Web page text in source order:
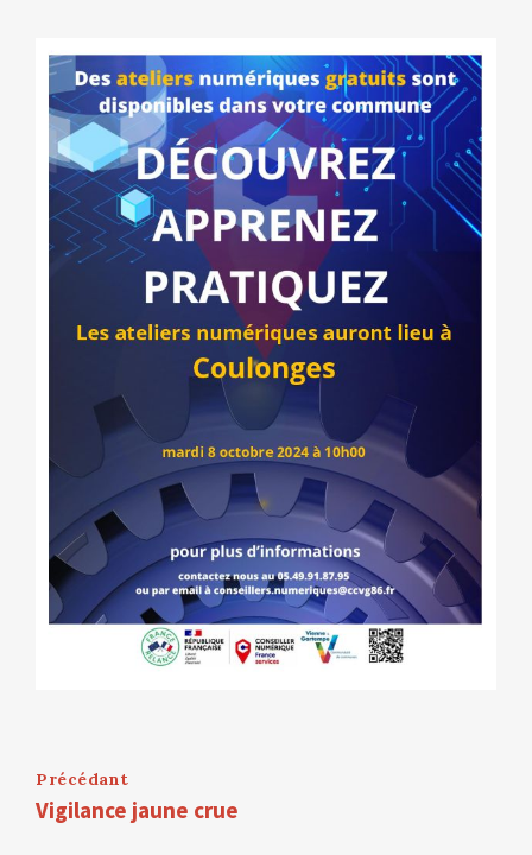
Précédant
Vigilance jaune crue